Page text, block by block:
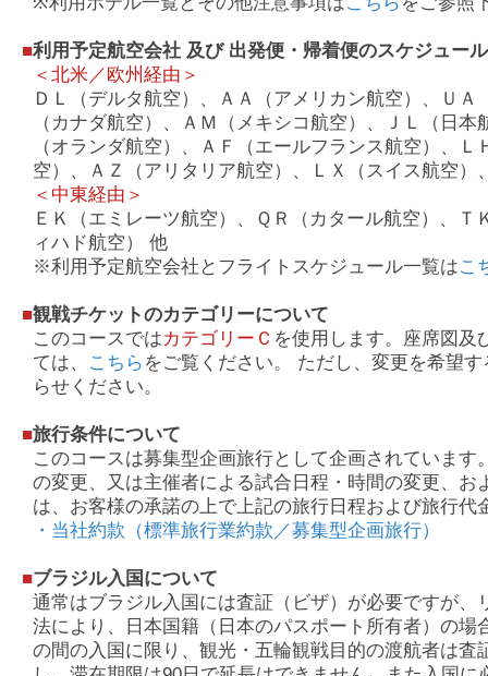
■利用予定航空会社 及び 出発便・帰着便のスケジュー
＜北米／欧州経由＞
ＤＬ（デルタ航空）、ＡＡ（アメリカン航空）、Ｕ
（カナダ航空）、ＡＭ（メキシコ航空）、ＪＬ（日
（オランダ航空）、ＡＦ（エールフランス航空）、
空）、ＡＺ（アリタリア航空）、ＬＸ（スイス航空）
＜中東経由＞
ＥＫ（エミレーツ航空）、ＱＲ（カタール航空）、Ｔ
ィハド航空） 他
※利用予定航空会社とフライトスケジュール一覧はこ
■観戦チケットのカテゴリーについて
このコースではカテゴリーＣ を使用します。座席図及
ては、 こちら をご覧ください。 ただし、変更を希望
らせください。
■旅行条件について
このコースは募集型企画旅行として企画されています
の変更、又は主催者による試合日程・時間の変更、お
は、お客様の承諾の上で上記の旅行日程および旅行代
・当社約款（標準旅行業約款／募集型企画旅行）
■ブラジル入国について
通常はブラジル入国には査証（ビザ）が必要ですが、
法により、日本国籍（日本のパスポート所有者）の場
の間の入国に限り、観光・五輪観戦目的の渡航者は査